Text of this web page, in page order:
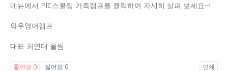
메뉴에서 PIC스쿨링 가족캠프를 클릭하여 자세히 살펴 보세요~!
와우영어캠프
대표 최연태 올림
좋아요 0 싫어요 0 인쇄